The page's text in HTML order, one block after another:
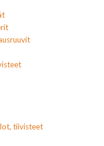
tiivisteet